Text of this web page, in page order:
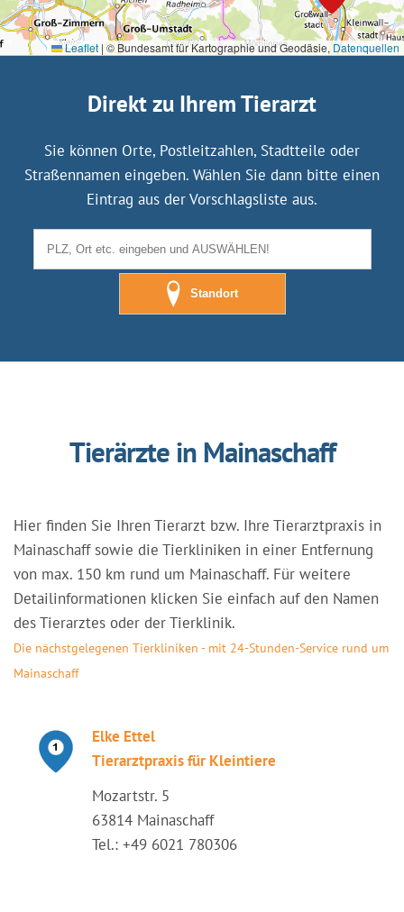
Leaflet|© Bundesamt für Kartographie und Geodäsie,Datenquellen
Direkt zu Ihrem Tierarzt
Sie können Orte, Postleitzahlen, Stadtteile oder
Straßennamen eingeben. Wählen Sie dann bitte einen
Eintrag aus der Vorschlagsliste aus.
Standort
Tierärzte in Mainaschaff
Hier finden Sie Ihren Tierarzt bzw. Ihre Tierarztpraxis in
Mainaschaff sowie die Tierkliniken in einer Entfernung
von max. 150 km rund um Mainaschaff. Für weitere
Detailinformationen klicken Sie einfach auf den Namen
des Tierarztes oder der Tierklinik.
Die nächstgelegenen Tierkliniken - mit 24-Stunden-Service rund um
Mainaschaff
Elke Ettel
Tierarztpraxis für Kleintiere
Mozartstr. 5
63814 Mainaschaff
Tel.: +49 6021 780306